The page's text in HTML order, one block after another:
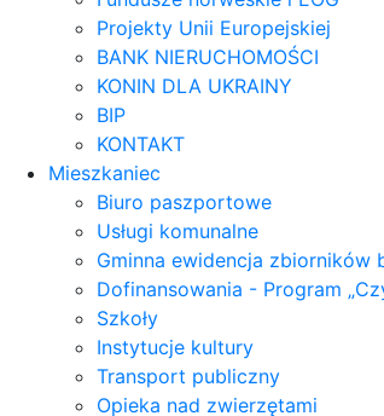
Projekty Unii Europejskiej
BANK NIERUCHOMOŚCI
KONIN DLA UKRAINY
BIP
KONTAKT
Mieszkaniec
Biuro paszportowe
Usługi komunalne
Gminna ewidencja
Dofinansowania - Program
Szkoły
Instytucje kultury
Transport publiczny
Opieka nad zwierzętami